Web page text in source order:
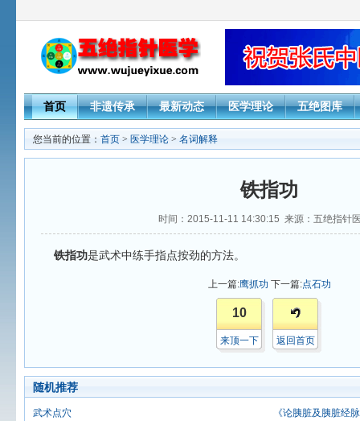
首页 非遗传承 最新动态 医学理论 五绝图库
您当前的位置： 首页 > 医学理论 > 名词解释
铁指功
时间：2015-11-11 14:30:15 来源：五绝指针
铁指功是武术中练手指点按劲的方法。
上一篇:鹰抓功 下一篇:点石功
10
来顶一下 返回首页
随机推荐
武术点穴
《论胰脏及胰脏经